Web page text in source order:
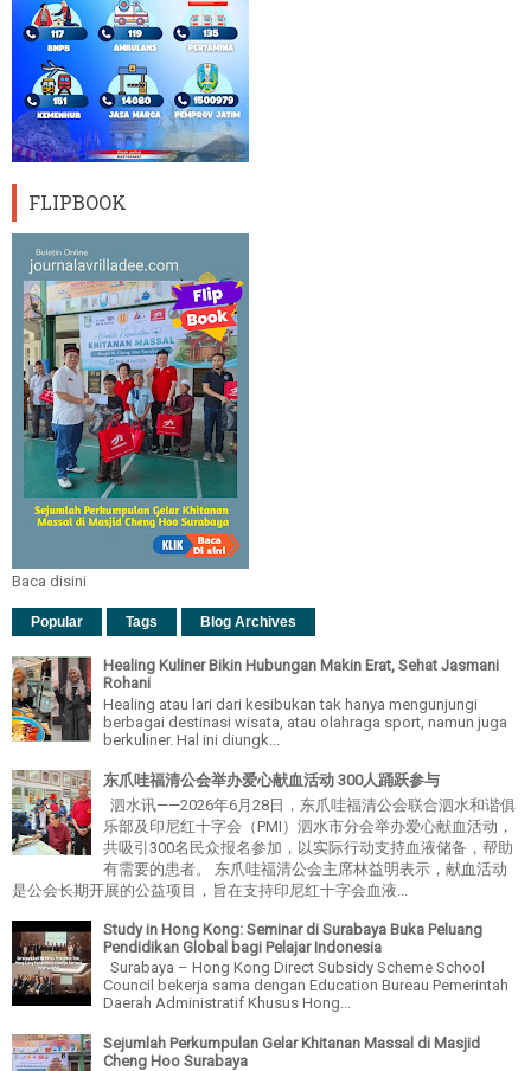
FLIPBOOK
Baca disini
Popular Tags Blog Archives
Healing Kuliner Bikin Hubungan Makin Erat, Sehat Jasmani
Rohani
Healing atau lari dari kesibukan tak hanya mengunjungi
berbagai destinasi wisata, atau olahraga sport, namun juga
berkuliner. Hal ini diungk...
东爪哇福清公会举办爱心献血活动 300人踊跃参与
泗水讯——2026年6月28日，东爪哇福清公会联合泗水和谐俱
乐部及印尼红十字会（PMI）泗水市分会举办爱心献血活动，
共吸引300名民众报名参加，以实际行动支持血液储备，帮助
有需要的患者。 东爪哇福清公会主席林益明表示，献血活动
是公会长期开展的公益项目，旨在支持印尼红十字会血液...
Study in Hong Kong: Seminar di Surabaya Buka Peluang
Pendidikan Global bagi Pelajar Indonesia
Surabaya – Hong Kong Direct Subsidy Scheme School
Council bekerja sama dengan Education Bureau Pemerintah
Daerah Administratif Khusus Hong...
Sejumlah Perkumpulan Gelar Khitanan Massal di Masjid
Cheng Hoo Surabaya